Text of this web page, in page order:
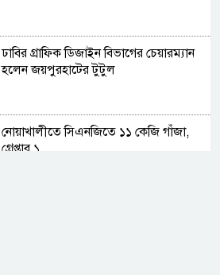
ঢাবির গ্রাফিক ডিজাইন বিভাগের চেয়ারম্যান
হলেন জয়পুরহাটের টুটুল
নোয়াখালীতে সিএনজিতে ১১ কেজি গাঁজা,
গ্রেপ্তার ১